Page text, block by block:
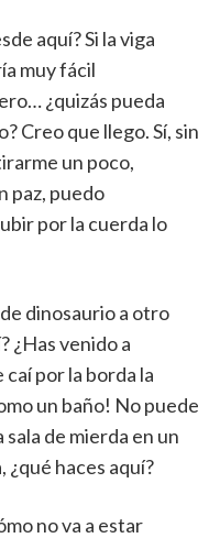
aquí? Si la viga
muy fácil
¿quizás pueda
Creo que llego. Sí, sin
un poco,
paz, puedo
por la cuerda lo
dinosaurio a otro
¿Has venido a
caí por la borda la
un baño! No puede
de mierda en un
haces aquí?
no va a estar